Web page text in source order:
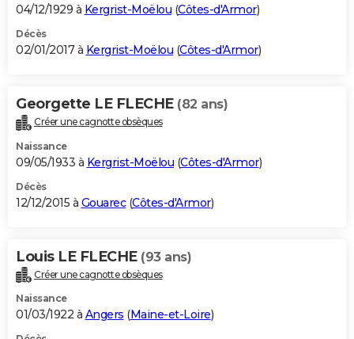
04/12/1929 à Kergrist-Moëlou (Côtes-d'Armor)
Décès
02/01/2017 à Kergrist-Moëlou (Côtes-d'Armor)
Georgette LE FLECHE (82 ans)
Créer une cagnotte obsèques
Naissance
09/05/1933 à Kergrist-Moëlou (Côtes-d'Armor)
Décès
12/12/2015 à Gouarec(Côtes-d'Armor)
Louis LE FLECHE (93 ans)
Créer une cagnotte obsèques
Naissance
01/03/1922 à Angers (Maine-et-Loire)